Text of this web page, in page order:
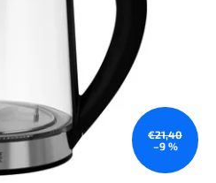
€21,40
–9 %